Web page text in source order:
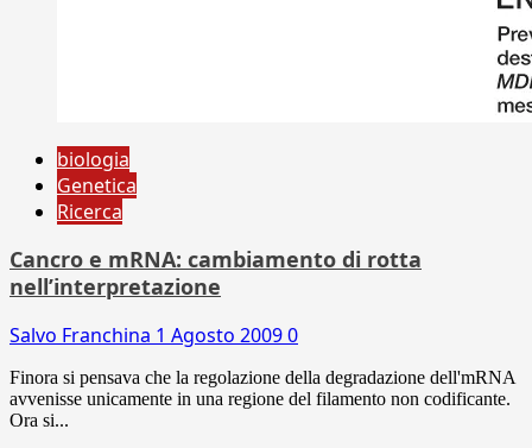
biologia
Genetica
Ricerca
Cancro e mRNA: cambiamento di rotta
nell’interpretazione
Salvo Franchina 1 Agosto 20090
Finora si pensava che la regolazione della degradazione dell'mRNA
avvenisse unicamente in una regione del filamento non codificante.
Ora si...